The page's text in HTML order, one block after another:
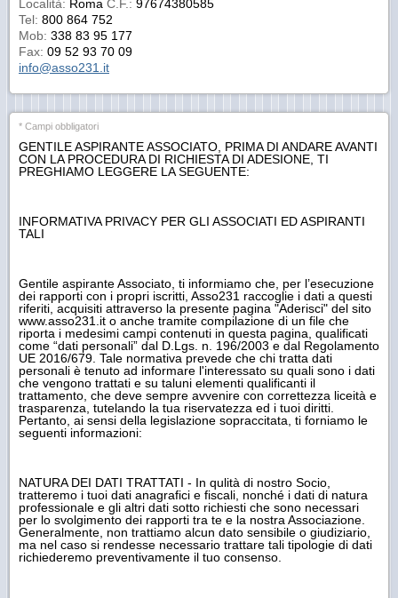
Località: Roma C.F.: 97674380585
Tel: 800 864 752
Mob: 338 83 95 177
Fax: 09 52 93 70 09
info@asso231.it
* Campi obbligatori
GENTILE ASPIRANTE ASSOCIATO, PRIMA DI ANDARE AVANTI
CON LA PROCEDURA DI RICHIESTA DI ADESIONE, TI
PREGHIAMO LEGGERE LA SEGUENTE:
INFORMATIVA PRIVACY PER GLI ASSOCIATI ED ASPIRANTI
TALI
Gentile aspirante Associato, ti informiamo che, per l’esecuzione
dei rapporti con i propri iscritti, Asso231 raccoglie i dati a questi
riferiti, acquisiti attraverso la presente pagina "Aderisci" del sito
www.asso231.it o anche tramite compilazione di un file che
riporta i medesimi campi contenuti in questa pagina, qualificati
come “dati personali” dal D.Lgs. n. 196/2003 e dal Regolamento
UE 2016/679. Tale normativa prevede che chi tratta dati
personali è tenuto ad informare l'interessato su quali sono i dati
che vengono trattati e su taluni elementi qualificanti il
trattamento, che deve sempre avvenire con correttezza liceità e
trasparenza, tutelando la tua riservatezza ed i tuoi diritti.
Pertanto, ai sensi della legislazione sopraccitata, ti forniamo le
seguenti informazioni:
NATURA DEI DATI TRATTATI - In qulità di nostro Socio,
tratteremo i tuoi dati anagrafici e fiscali, nonché i dati di natura
professionale e gli altri dati sotto richiesti che sono necessari
per lo svolgimento dei rapporti tra te e la nostra Associazione.
Generalmente, non trattiamo alcun dato sensibile o giudiziario,
ma nel caso si rendesse necessario trattare tali tipologie di dati
richiederemo preventivamente il tuo consenso.